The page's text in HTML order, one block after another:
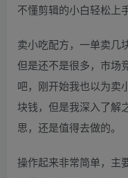
不懂剪辑的小白轻松上
卖小吃配方，一单卖几
但是还不是很多，市场
吧，刚开始我也以为卖
块钱，但是我深入了解
思，还是值得去做的。
操作起来非常简单，主